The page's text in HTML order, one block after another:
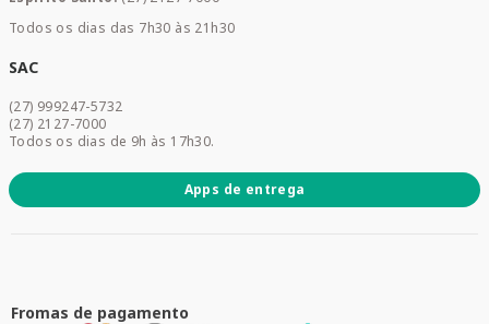
Dermocosméticos
Promoções
Todos os dias das 7h30 às 21h30
SAC
(27) 999247-5732
(27) 2127-7000
Todos os dias de 9h às 17h30.
Apps de entrega
Fromas de pagamento